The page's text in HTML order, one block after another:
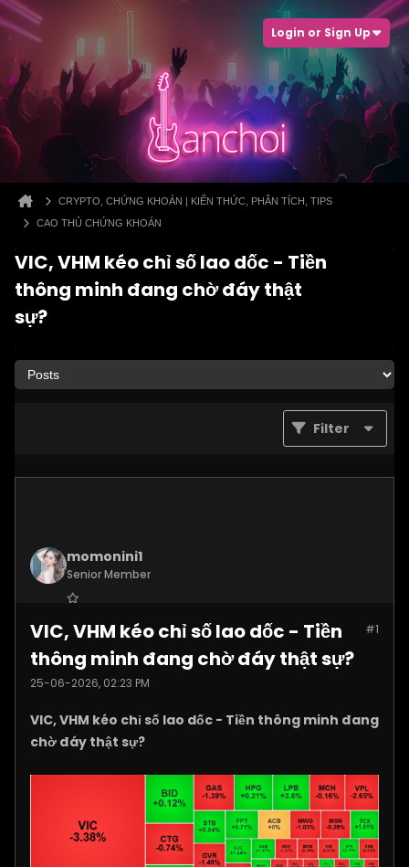
Login or Sign Up
CRYPTO, CHỨNG KHOÁN | KIẾN THỨC, PHÂN TÍCH, TIPS
CAO THỦ CHỨNG KHOÁN
VIC, VHM kéo chỉ số lao dốc - Tiền
thông minh đang chờ đáy thật
sự?
Filter
momonini1
Senior Member
Posts:5399 #1
VIC, VHM kéo chỉ số lao dốc - Tiền
thông minh đang chờ đáy thật sự?
25-06-2026, 02:23 PM
VIC, VHM kéo chỉ số lao dốc - Tiền thông minh đang
chờ đáy thật sự?